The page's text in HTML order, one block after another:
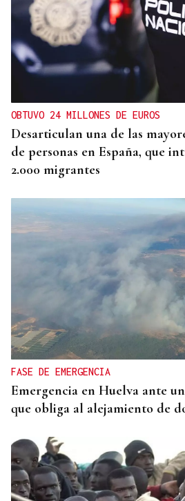
OBTUVO 24 MILLONES DE EUROS
Desarticulan una de las
de personas en España, que
2.000 migrantes
FASE DE EMERGENCIA
Emergencia en Huelva ante
que obliga al alejamiento de